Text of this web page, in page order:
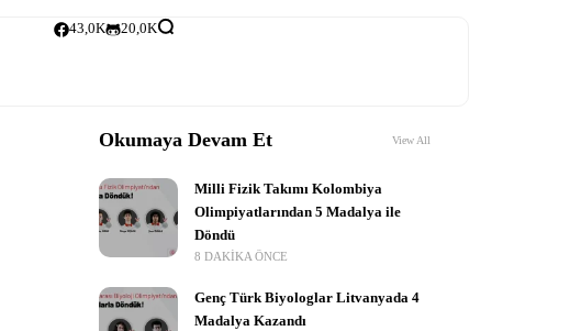
43,0K 20,0K
Okumaya Devam Et View All
Milli Fizik Takımı Kolombiya
Olimpiyatlarından 5 Madalya ile
Döndü
8 DAKIKA ÖNCE
Genç Türk Biyologlar Litvanyada 4
Madalya Kazandı